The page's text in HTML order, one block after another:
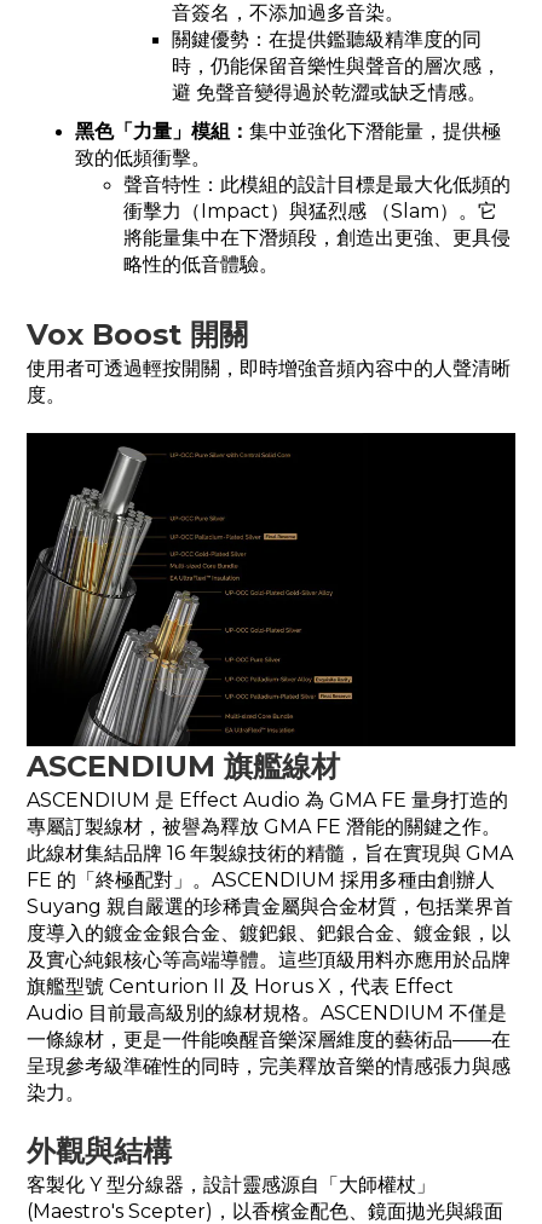
音簽名，不添加過多音染。
關鍵優勢：在提供鑑聽級精準度的同
時，仍能保留音樂性與聲音的層次感，
避 免聲音變得過於乾澀或缺乏情感。
黑色「力量」模組： 集中並強化下潛能量，提供極
致的低頻衝擊。
聲音特性：此模組的設計目標是最大化低頻的
衝擊力（Impact）與猛烈感 （Slam）。它
將能量集中在下潛頻段，創造出更強、更具侵
略性的低音體驗。
Vox Boost 開關
使用者可透過輕按開關，即時增強音頻內容中的人聲清晰
度。
ASCENDIUM 旗艦線材
ASCENDIUM 是 Effect Audio 為 GMA FE 量身打造的
專屬訂製線材，被譽為釋放 GMA FE 潛能的關鍵之作。
此線材集結品牌 16 年製線技術的精髓，旨在實現與 GMA
FE 的「終極配對」。ASCENDIUM 採用多種由創辦人
Suyang 親自嚴選的珍稀貴金屬與合金材質，包括業界首
度導入的鍍金金銀合金、鍍鈀銀、鈀銀合金、鍍金銀，以
及實心純銀核心等高端導體。這些頂級用料亦應用於品牌
旗艦型號 Centurion II 及 Horus X，代表 Effect
Audio 目前最高級別的線材規格。ASCENDIUM 不僅是
一條線材，更是一件能喚醒音樂深層維度的藝術品——在
呈現參考級準確性的同時，完美釋放音樂的情感張力與感
染力。
外觀與結構
客製化 Y 型分線器，設計靈感源自「大師權杖」
(Maestro's Scepter)，以香檳金配色、鏡面拋光與緞面